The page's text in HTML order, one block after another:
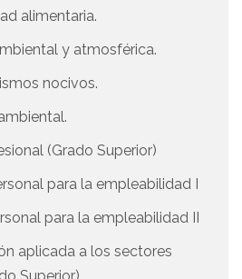
alimentaria.
y atmosférica.
nocivos.
(Grado Superior)
para la empleabilidad I
para la empleabilidad II
aplicada a los sectores